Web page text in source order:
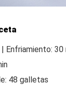
Enfriamiento: 30
48 galletas